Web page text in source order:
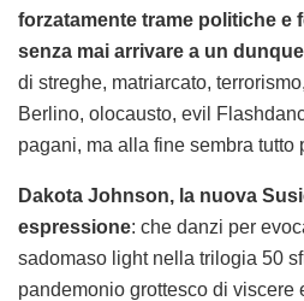
forzatamente trame politiche e
senza mai arrivare a un
di streghe, matriarcato,
Berlino, olocausto, evil
pagani, ma alla fine sembra tutto
Dakota Johnson, la nuova
espressione: che danzi per
sadomaso light nella trilogia 50
pandemonio grottesco di viscere